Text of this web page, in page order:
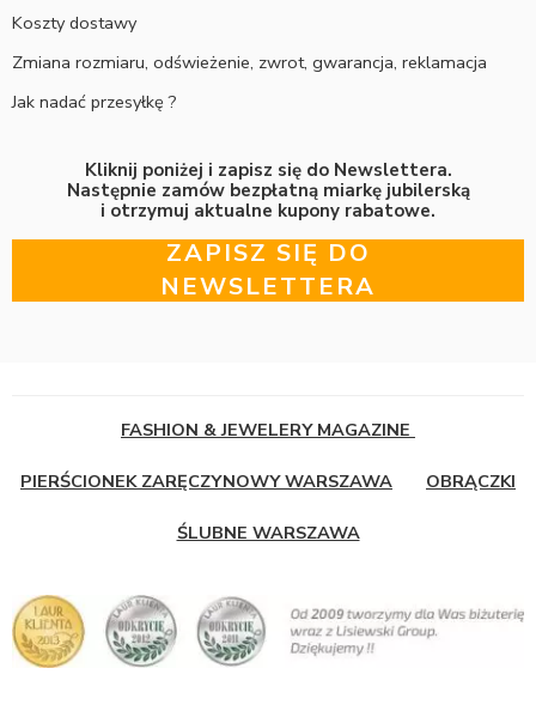
Koszty dostawy
Zmiana rozmiaru, odświeżenie, zwrot, gwarancja, reklamacja
Jak nadać przesyłkę ?
Kliknij poniżej i zapisz się do Newslettera.
Następnie zamów bezpłatną miarkę jubilerską
i otrzymuj aktualne kupony rabatowe.
ZAPISZ SIĘ DO
NEWSLETTERA
FASHION & JEWELERY MAGAZINE
PIERŚCIONEK ZARĘCZYNOWY WARSZAWA OBRĄCZKI
ŚLUBNE WARSZAWA